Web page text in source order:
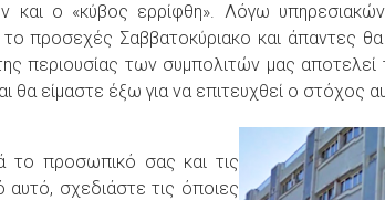
και ο «κύβος ερρίφθη». Λόγω
το προσεχές Σαββατοκύριακο και άπαντες
περιουσίας των συμπολιτών μας
θα είμαστε έξω για να επιτευχθεί ο στόχος
το προσωπικό σας και τις
σχεδιάστε τις όποιες